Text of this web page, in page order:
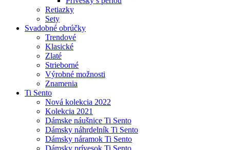
Retiazky
Sety
Svadobné obrúčky
Trendové
Klasické
Zlaté
Strieborné
Výrobné možnosti
Znamenia
Ti Sento
Nová kolekcia 2022
Kolekcia 2021
Dámske náušnice Ti Sento
Dámsky náhrdelník Ti Sento
Dámsky náramok Ti Sento
Dámsky prívesok Ti Sento